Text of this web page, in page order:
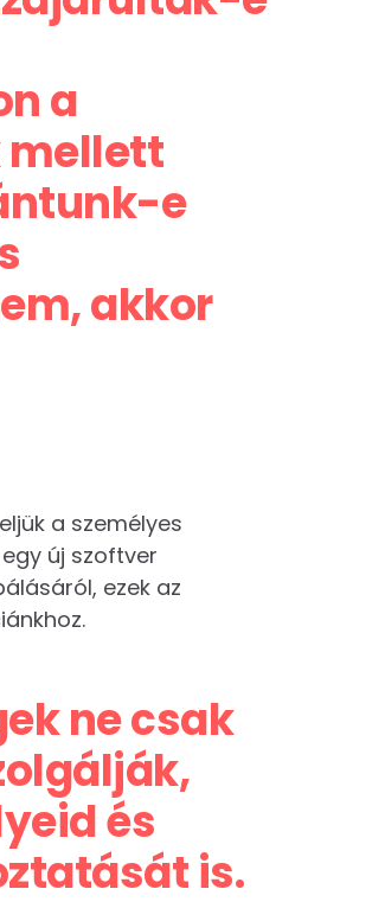
a
mellett
e
akkor
a személyes
új szoftver
ezek az
ne csak
és
is.